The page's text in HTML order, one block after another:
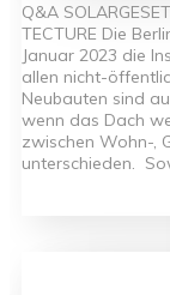
Q&A
TECTURE Die
Januar 2023 die
allen nicht-
Neubauten sind
wenn das Dach
zwischen Wohn-,
unterschieden.